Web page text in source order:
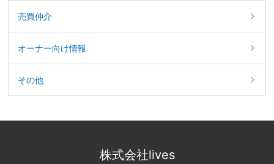
売買仲介
オーナー向け情報
その他
株式会社lives